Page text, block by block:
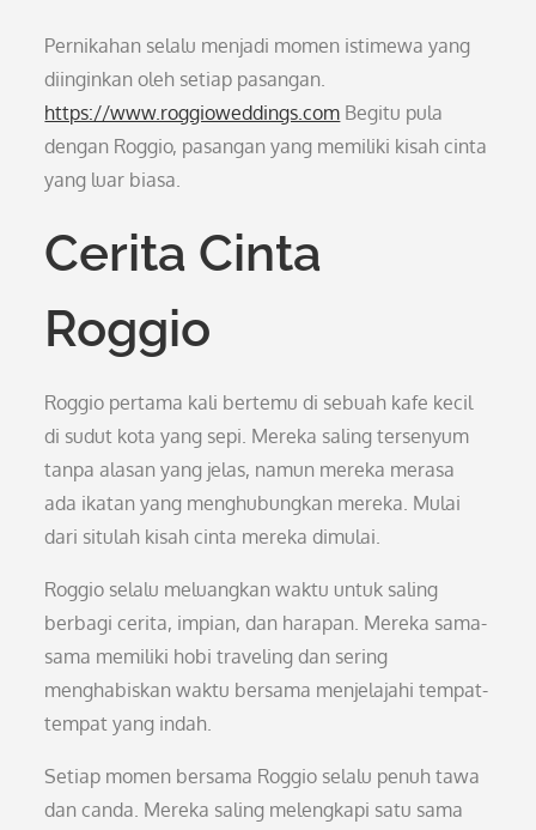
Pernikahan selalu menjadi momen istimewa yang
diinginkan oleh setiap pasangan.
https://www.roggioweddings.com Begitu pula
dengan Roggio, pasangan yang memiliki kisah cinta
yang luar biasa.
Cerita Cinta
Roggio
Roggio pertama kali bertemu di sebuah kafe kecil
di sudut kota yang sepi. Mereka saling tersenyum
tanpa alasan yang jelas, namun mereka merasa
ada ikatan yang menghubungkan mereka. Mulai
dari situlah kisah cinta mereka dimulai.
Roggio selalu meluangkan waktu untuk saling
berbagi cerita, impian, dan harapan. Mereka sama-
sama memiliki hobi traveling dan sering
menghabiskan waktu bersama menjelajahi tempat-
tempat yang indah.
Setiap momen bersama Roggio selalu penuh tawa
dan canda. Mereka saling melengkapi satu sama